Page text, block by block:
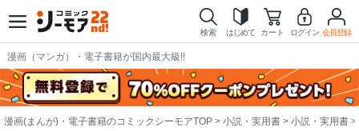
検索 はじめて カート ログイン 会員登録
漫画（マンガ）・電子書籍が国内最大級!!
漫画(まんが)・電子書籍のコミックシーモアTOP 小説・実用書 小説・実用書